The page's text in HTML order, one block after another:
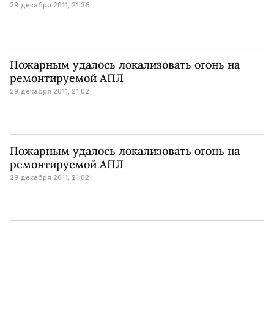
29 декабря 2011, 21:26
Пожарным удалось локализовать огонь на
ремонтируемой АПЛ
29 декабря 2011, 21:02
Пожарным удалось локализовать огонь на
ремонтируемой АПЛ
29 декабря 2011, 21:02